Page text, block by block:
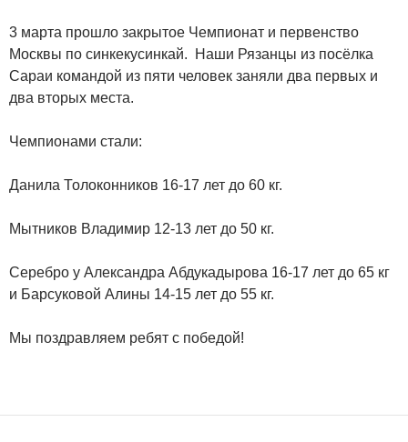
3 марта прошло закрытое Чемпионат и первенство
Москвы по синкекусинкай. Наши Рязанцы из посёлка
Сараи командой из пяти человек заняли два первых и
два вторых места.
Чемпионами стали:
Данила Толоконников 16-17 лет до 60 кг.
Мытников Владимир 12-13 лет до 50 кг.
Серебро у Александра Абдукадырова 16-17 лет до 65 кг
и Барсуковой Алины 14-15 лет до 55 кг.
Мы поздравляем ребят с победой!